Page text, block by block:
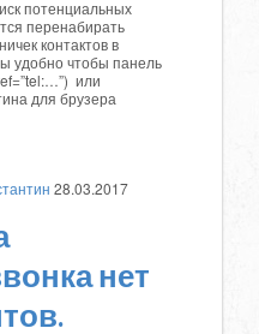
потенциальных
перенабирать
контактов в
удобно чтобы панель
или
для брузера
28.03.2017
нет